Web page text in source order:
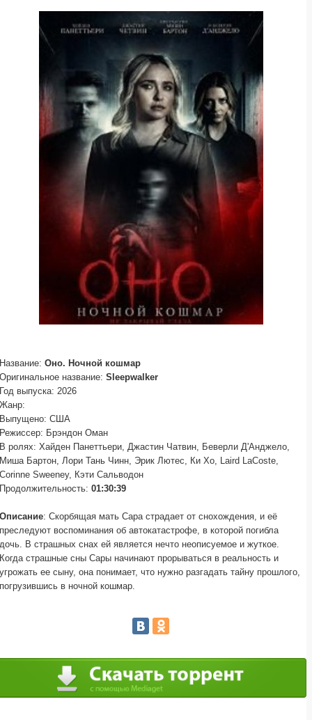
Название: Оно. Ночной кошмар
Оригинальное название: Sleepwalker
Год выпуска: 2026
Жанр:
Выпущено: США
Режиссер: Брэндон Оман
В ролях: Хайден Панеттьери, Джастин Чатвин, Беверли Д'Анджело,
Миша Бартон, Лори Тань Чинн, Эрик Лютес, Ки Хо, Laird LaCoste,
Corinne Sweeney, Кэти Сальводон
Продолжительность: 01:30:39
Описание: Скорбящая мать Сара страдает от снохождения, и её
преследуют воспоминания об автокатастрофе, в которой погибла
дочь. В страшных снах ей является нечто неописуемое и жуткое.
Когда страшные сны Сары начинают прорываться в реальность и
угрожать ее сыну, она понимает, что нужно разгадать тайну прошлого,
погрузившись в ночной кошмар.